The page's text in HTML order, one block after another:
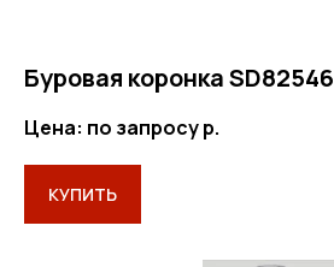
Буровая коронка SD82546
Цена: по запросур.
КУПИТЬ